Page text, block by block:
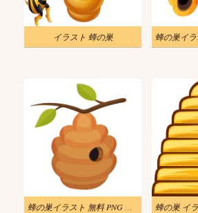
イラスト 蜂の巣
蜂の巣イラスト 無料 PNG 画像